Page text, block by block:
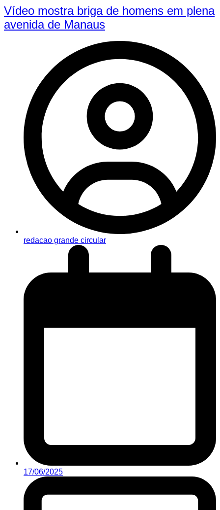
Vídeo mostra briga de homens em plena
avenida de Manaus
redacao grande circular
17/06/2025